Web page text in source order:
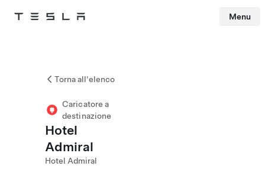
Tesla Menu
Torna all'elenco
Caricatore a
destinazione
Hotel
Admiral
Hotel Admiral